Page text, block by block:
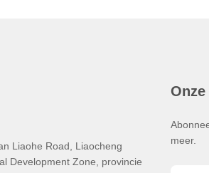
Liaohe Road, Liaocheng
Development Zone, provincie
meer.